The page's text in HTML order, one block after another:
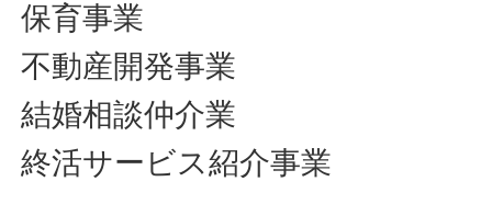
保育事業
不動産開発事業
結婚相談仲介業
終活サービス紹介事業